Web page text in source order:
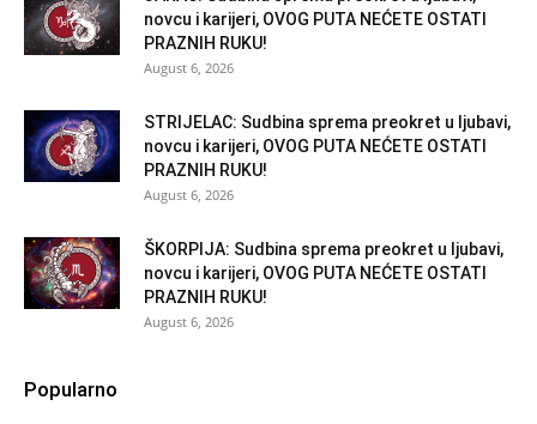
novcu i karijeri, OVOG PUTA NEĆETE OSTATI
PRAZNIH RUKU!
August 6, 2026
STRIJELAC: Sudbina sprema preokret u ljubavi,
novcu i karijeri, OVOG PUTA NEĆETE OSTATI
PRAZNIH RUKU!
August 6, 2026
ŠKORPIJA: Sudbina sprema preokret u ljubavi,
novcu i karijeri, OVOG PUTA NEĆETE OSTATI
PRAZNIH RUKU!
August 6, 2026
Popularno